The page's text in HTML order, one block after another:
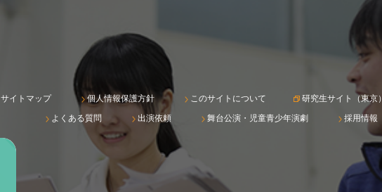
サイトマップ 個人情報保護方針 このサイトについて 研究生サイト（東京）
よくある質問
出演依頼 舞台公演・児童青少年演劇 採用情報